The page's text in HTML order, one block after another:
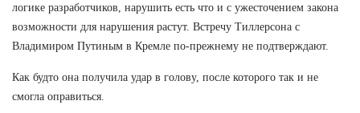
логике разработчиков, нарушить есть что и с ужесточением закона
возможности для нарушения растут. Встречу Тиллерсона с
Владимиром Путиным в Кремле по-прежнему не подтверждают.
Как будто она получила удар в голову, после которого так и не
смогла оправиться.